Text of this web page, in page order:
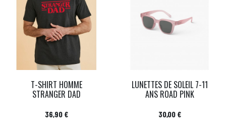
T-SHIRT HOMME
STRANGER DAD
Prix
36,90 €
LUNETTES DE SOLEIL 7-11
ANS ROAD PINK
Prix
30,00 €